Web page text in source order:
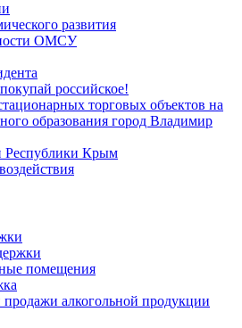
развития
ОМСУ
российское!
торговых объектов на
образования город Владимир
Республики Крым
помещения
алкогольной продукции